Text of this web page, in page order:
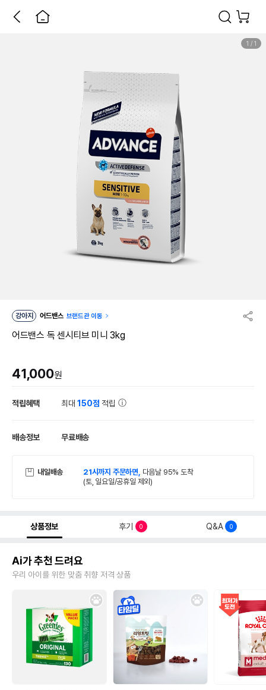
1 / 1
강아지 어드밴스 브랜드관 이동
어드밴스 독 센시티브 미니 3kg
41,000원
적립혜택 최대150점 적립
배송정보 무료배송
내일배송 21시까지 주문하면, 다음날 95% 도착
(토, 일요일/공휴일 제외)
상품정보 후기 0 Q&A 0
Ai가 추천 드려요
우리 아이를 위한 맞춤 취향 저격 상품